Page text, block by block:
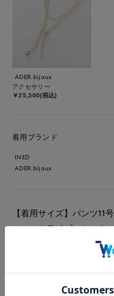
ADER.bijoux
アクセサリー
￥25,300(税込)
着用ブランド
INED
ADER.bijoux
【着用サイズ】パンツ
ス：ストライプ カット
ト ネックレス：ゴール
シャツをカシュクールデ
まわりがスッキリ見えま
るのも嬉しいポイント。